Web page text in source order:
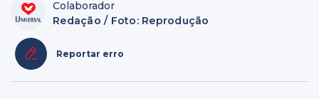
Colaborador
Redação / Foto: Reprodução
Reportar erro